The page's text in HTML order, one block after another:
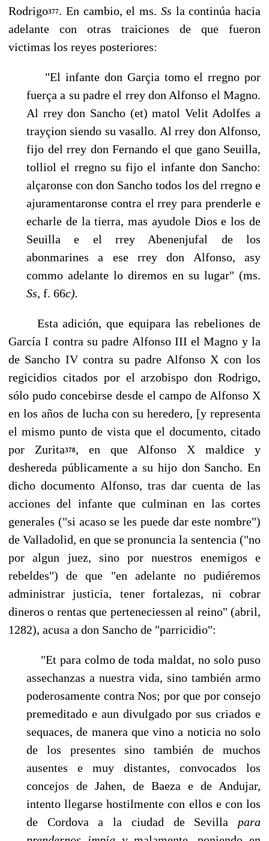
Rodrigo377. En cambio, el ms. Ss la continúa hacia
adelante con otras traiciones de que fueron
victimas los reyes posteriores:
"El infante don Garçia tomo el rregno por
fuerça a su padre el rrey don Al­fonso el Magno.
Al rrey don Sancho (et) matol Velit Adolfes a
trayçion sien­do su vasallo. Al rrey don Alfonso,
fijo del rrey don Fernando el que gano Seuilla,
tolliol el rregno su fijo el infante don Sancho:
alçaronse con don Sancho todos los del rregno e
ajuramentaronse contra el rrey para prenderle e
echarle de la tierra, mas ayudole Dios e los de
Seuilla e el rrey Abenenjufal de los
abonmarines a ese rrey don Alfonso, asy
commo adelante lo dire­mos en su lugar" (ms.
Ss, f. 66c).
Esta adición, que equipara las rebeliones de
García I contra su padre Alfonso III el Magno y la
de Sancho IV contra su padre Alfonso X con los
regicidios citados por el arzobispo don Rodrigo,
sólo pudo concebirse desde el campo de Alfonso X
en los años de lucha con su heredero, [y representa
el mismo punto de vista que el documento, citado
por Zurita378, en que Alfonso X maldice y
deshereda públicamente a su hijo don Sancho. En
dicho documento Alfonso, tras dar cuenta de las
acciones del infante que culminan en las cortes
generales ("si acaso se les puede dar este nombre")
de Valladolid, en que se pro­nuncia la sentencia ("no
por algun juez, sino por nuestros enemigos e
rebeldes") de que "en adelante no pudiéremos
administrar justicia, tener fortalezas, ni cobrar
dineros o ren­tas que perteneciessen al reino" (abril,
1282), acusa a don Sancho de "parricidio":
"Et para colmo de toda maldat, no solo puso
assechanzas a nuestra vida, si­no también armo
poderosamente contra Nos; por que por consejo
premedi­tado e aun divulgado por sus criados e
sequaces, de manera que vino a noticia no solo
de los presentes sino también de muchos
ausentes e muy dis­tantes, convocados los
concejos de Jahen, de Baeza e de Andujar,
intento lle­garse hostilmente con ellos e con los
de Cordova a la ciudad de Sevilla para